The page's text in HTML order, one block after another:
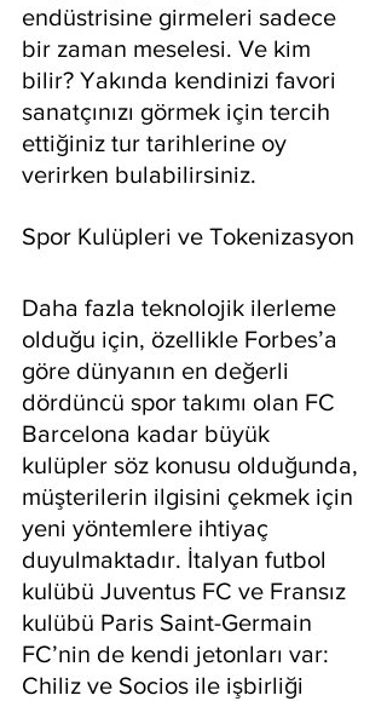
endüstrisine girmeleri sadece
bir zaman meselesi. Ve kim
bilir? Yakında kendinizi favori
sanatçınızı görmek için tercih
ettiğiniz tur tarihlerine oy
verirken bulabilirsiniz.
Spor Kulüpleri ve Tokenizasyon
Daha fazla teknolojik ilerleme
olduğu için, özellikle Forbes’a
göre dünyanın en değerli
dördüncü spor takımı olan FC
Barcelona kadar büyük
kulüpler söz konusu olduğunda,
müşterilerin ilgisini çekmek için
yeni yöntemlere ihtiyaç
duyulmaktadır. İtalyan futbol
kulübü Juventus FC ve Fransız
kulübü Paris Saint-Germain
FC’nin de kendi jetonları var:
Chiliz ve Socios ile işbirliği